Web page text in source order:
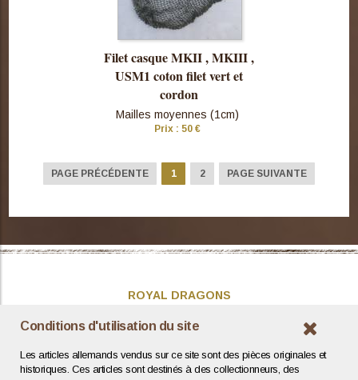
Conditions d'utilisation du site
Les articles allemands vendus sur ce site sont des pièces originales et
historiques. Ces articles sont destinés à des collectionneurs, des
Consulter
Filet casque MKII , MKIII ,
USM1 coton filet vert et
cordon
Mailles moyennes (1cm)
Prix : 50 €
PAGE PRÉCÉDENTE 1 2 PAGE SUIVANTE
ROYAL DRAGONS
Présentation
Contact / Coordonnées